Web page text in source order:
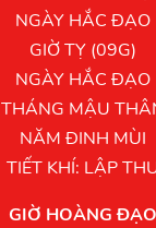
NGÀY HẮC ĐẠO
GIỜ TỴ (09G)
NGÀY HẮC ĐẠO
THÁNG MẬU
NĂM ĐINH MÙI
TIẾT KHÍ: LẬP
GIỜ HOÀNG ĐẠO